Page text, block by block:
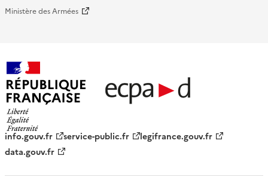
Ministère des Armées
française - ECPAD
info.gouv.fr service-public.fr
legifrance.gouv.fr
data.gouv.fr